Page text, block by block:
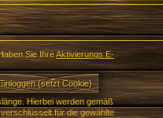
Sie IhreAktivierungs E-
Hierbei werden gemäß
für die gewählte